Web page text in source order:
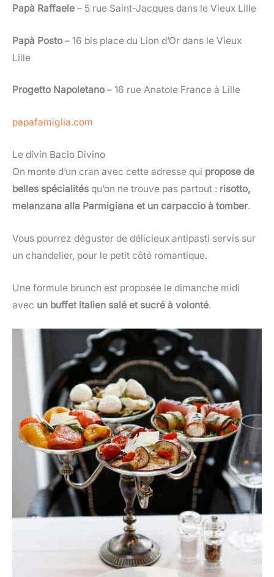
Papà Raffaele – 5 rue Saint-Jacques dans le Vieux Lille
Papà Posto – 16 bis place du Lion d’Or dans le Vieux
Lille
Progetto Napoletano – 16 rue Anatole France à Lille
papafamiglia.com
Le divin Bacio Divino
On monte d’un cran avec cette adresse qui propose de
belles spécialités qu’on ne trouve pas partout : risotto,
melanzana alla Parmigiana et un carpaccio à tomber.
Vous pourrez déguster de délicieux antipasti servis sur
un chandelier, pour le petit côté romantique.
Une formule brunch est proposée le dimanche midi
avec un buffet italien salé et sucré à volonté.